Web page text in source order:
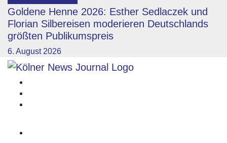
Goldene Henne 2026: Esther Sedlaczek und
Florian Silbereisen moderieren Deutschlands
größten Publikumspreis
6. August 2026